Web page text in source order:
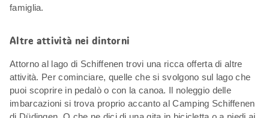
famiglia.
Altre attività nei dintorni
Attorno al lago di Schiffenen trovi una ricca offerta di altre
attività. Per cominciare, quelle che si svolgono sul lago che
puoi scoprire in pedalò o con la canoa. Il noleggio delle
imbarcazioni si trova proprio accanto al Camping Schiffenen